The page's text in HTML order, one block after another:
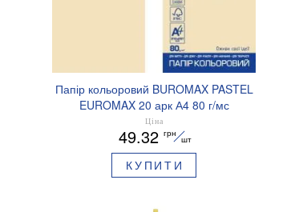
Папір кольоровий BUROMAX PASTEL
EUROMAX 20 арк А4 80 г/мс
BM.2721220E-08
Ціна
49.32 грн
шт
КУПИТИ